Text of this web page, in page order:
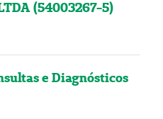
(54003267-5)
e Diagnósticos